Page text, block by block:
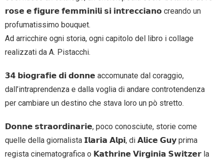
𝗿𝗼𝘀𝗲 𝗲 𝗳𝗶𝗴𝘂𝗿𝗲 𝗳𝗲𝗺𝗺𝗶𝗻𝗶𝗹𝗶 𝘀𝗶 𝗶𝗻𝘁𝗿𝗲𝗰𝗰𝗶𝗮𝗻𝗼 creando un
profumatissimo bouquet.
Ad arricchire ogni storia, ogni capitolo del libro i collage
realizzati da A. Pistacchi.
𝟯𝟰 𝗯𝗶𝗼𝗴𝗿𝗮𝗳𝗶𝗲 𝗱𝗶 𝗱𝗼𝗻𝗻𝗲 accomunate dal coraggio,
dall’intraprendenza e dalla voglia di andare controtendenza
per cambiare un destino che stava loro un pò stretto.
𝗗𝗼𝗻𝗻𝗲 𝘀𝘁𝗿𝗮𝗼𝗿𝗱𝗶𝗻𝗮𝗿𝗶𝗲, poco conosciute, storie come
quelle della giornalista 𝗜𝗹𝗮𝗿𝗶𝗮 𝗔𝗹𝗽𝗶, di 𝗔𝗹𝗶𝗰𝗲 𝗚𝘂𝘆 prima
regista cinematografica o 𝗞𝗮𝘁𝗵𝗿𝗶𝗻𝗲 𝗩𝗶𝗿𝗴𝗶𝗻𝗶𝗮 𝗦𝘄𝗶𝘁𝘇𝗲𝗿 la